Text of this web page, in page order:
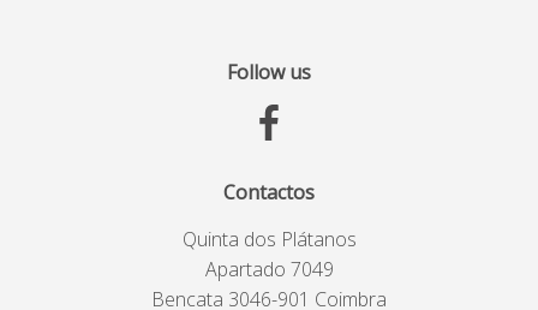
Follow us
Contactos
Quinta dos Plátanos
Apartado 7049
Bencata 3046-901 Coimbra